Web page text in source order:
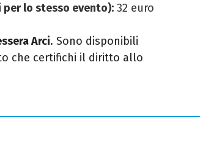
lo stesso evento): 32 euro
Arci. Sono disponibili
che certifichi il diritto allo